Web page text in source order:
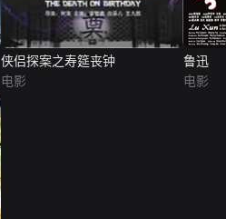
侠侣探案之寿筵丧钟
电影
鲁迅
电影